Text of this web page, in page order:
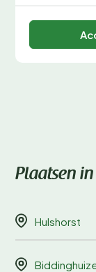
Plaatsen
Hulshorst